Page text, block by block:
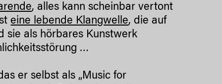
, alles kann scheinbar vertont
eine lebende Klangwelle, die auf
sie als hörbares Kunstwerk
…
er selbst als „Music for